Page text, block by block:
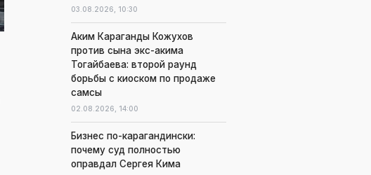
03.08.2026, 10:30
Аким Караганды Кожухов
против сына экс-акима
Тогайбаева: второй раунд
борьбы с киоском по продаже
самсы
02.08.2026, 14:00
Бизнес по-карагандински:
почему суд полностью
оправдал Сергея Кима